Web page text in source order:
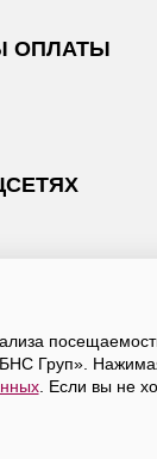
ОПЛАТЫ
обработку
Груп».
. Если вы не